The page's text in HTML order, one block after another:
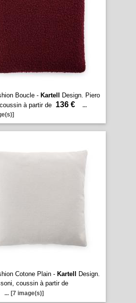
Boucle - Kartell
Design. Piero
à partir de 136 €
...
Cotone Plain - Kartell
Design.
coussin à partir de
... [7 image(s)]